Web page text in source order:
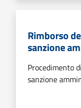
Rimborso
sanzione
Procedimento
sanzione